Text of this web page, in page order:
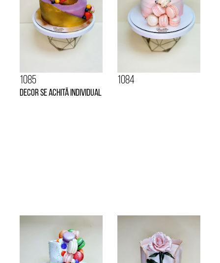
1085
Decor se achită individual
1084